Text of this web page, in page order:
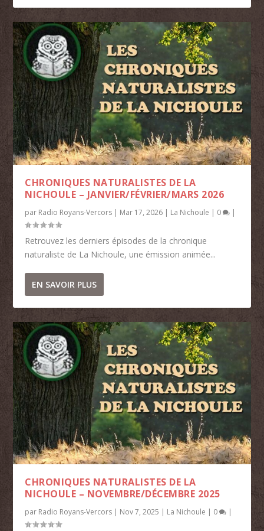
CHRONIQUES NATURALISTES DE LA
NICHOULE – JANVIER/FÉVRIER/MARS 2026
par Radio Royans-Vercors | Mar 17, 2026 | La Nichoule | 0 |
Retrouvez les derniers épisodes de la chronique
naturaliste de La Nichoule, une émission animée...
EN SAVOIR PLUS
CHRONIQUES NATURALISTES DE LA
NICHOULE – NOVEMBRE/DÉCEMBRE 2025
par Radio Royans-Vercors | Nov 7, 2025 | La Nichoule | 0 |